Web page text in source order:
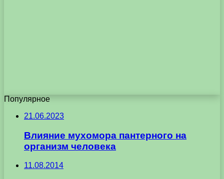
Популярное
21.06.2023
Влияние мухомора пантерного на
организм человека
11.08.2014